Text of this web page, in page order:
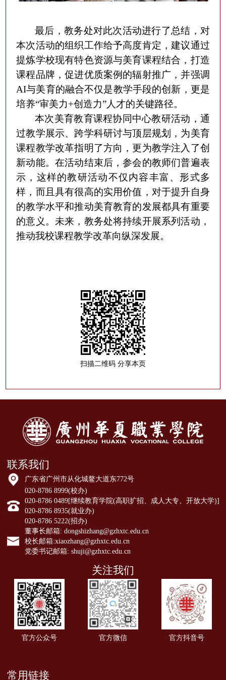
最后，教务处对此次活动进行了总结，对
本次活动的组织工作给予高度肯定，建议通过
提炼学校现有特色资源与美育课程结合，打造
课程品牌，促进优质案例的辐射推广，并强调
AI与美育的融合不仅是教学手段的创新，更是
培养“审美力+创造力”人才的关键路径。
本次美育教育课程协同中心教研活动， 通
过教学展示、跨学科研讨与顶层规划，为美育
课程教学改革指明了方向，更为教学注入 了创
新动能。 在活动结束后，参会的教师们普遍表
示，这样的教研活动不仅内容丰富、形式多
样，而且具有很高的实用价值，对于提升自身
的教学水平和推动美育教育的发展都具有重要
的意义。未来，教务处将持续开展系列活动，
推动我校课程教学改革向纵深发展。
扫描二维码 分享本页
联系我们
广东省广州市从化城鳌大道东772号
020-8786 8999(校办)
020-8786 0489[继续教育学院(高职扩招、成人大专、开放大学)]
020-8786 8935(就业办)
020-8786 5222(招办)
董事长邮箱: dongshizhang@gzhxtc.edu.cn
校长邮箱:xiaozhang@gzhxtc.edu.cn
党委书记邮箱: shuji@gzhxtc.edu.cn
关注我们
官方公众号 官方微信 官方抖音号
常用链接